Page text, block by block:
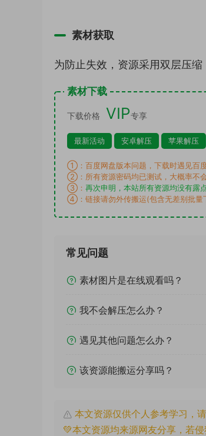
素材获取
为防止失效，资源采用双层压缩
素材下载
下载价格 VIP专享
最新活动 安卓解压 苹果解压
①：百度网盘版本问题，下载时遇见百
②：所有资源密码均已测试，大概率不
③： 再次申明，本站所有资源均没有露
④：链接请勿外传搬运(包含无差别批量
常见问题
素材图片是在线观看吗？
我不会解压怎么办？
遇见其他问题怎么办？
该资源能搬运分享吗？
本文资源仅供个人参考学习，
💚本文资源均来源网友分享，若